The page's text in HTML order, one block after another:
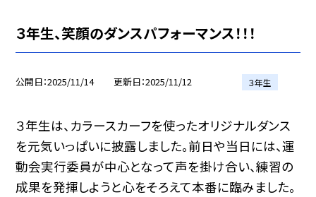
３年生、笑顔のダンスパフォーマンス！！！
公開日 2025/11/14 更新日 2025/11/12 ３年生
３年生は、カラースカーフを使ったオリジナルダンス
を元気いっぱいに披露しました。前日や当日には、運
動会実行委員が中心となって声を掛け合い、練習の
成果を発揮しようと心をそろえて本番に臨みました。